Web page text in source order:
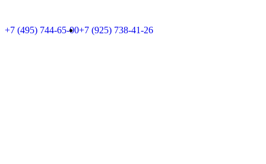
+7 (495) 744-65-00+7 (925) 738-41-26